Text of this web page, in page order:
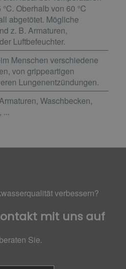
Oberhalb von 60 °C
abgetötet. Mögliche
z. B. Armaturen,
Luftbefeuchter.
Menschen verschiedene
von grippeartigen
Lungenentzündungen.
Waschbecken,
...
verbessern?
mit uns auf
Sie.